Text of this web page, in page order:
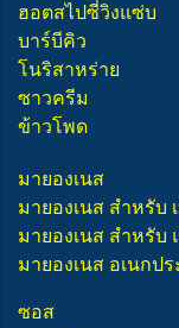
ฮอตสไปซี่วิงแซ่บ
บาร์บีคิว
โนริสาหร่าย
ซาวครีม
ข้าวโพด
มายองเนส
มายองเนส สำหรับ
มายองเนส สำหรับ
มายองเนส อเนกป
ซอส